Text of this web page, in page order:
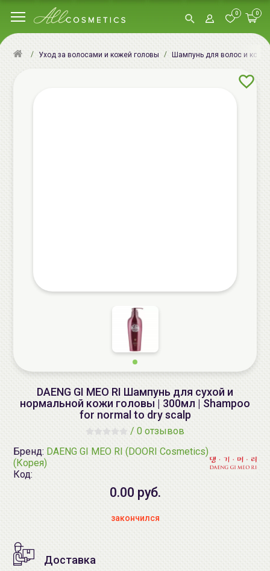
0 0
Уход за волосами и кожей головы Шампунь для волос и кожи
DAENG GI MEO RI Шампунь для сухой и
нормальной кожи головы | 300мл | Shampoo
for normal to dry scalp
/ 0 отзывов
Бренд: DAENG GI MEO RI (DOORI Cosmetics)
(Корея)
Код:
0.00 руб.
закончился
Доставка